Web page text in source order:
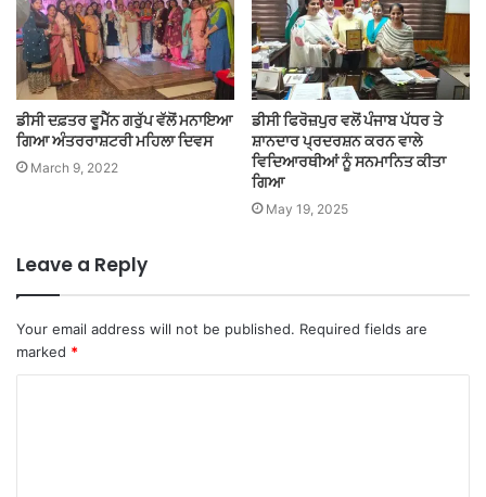
ਡੀਸੀ ਦਫ਼ਤਰ ਵੂਮੈੱਨ ਗਰੁੱਪ ਵੱਲੋਂ ਮਨਾਇਆ
ਗਿਆ ਅੰਤਰਰਾਸ਼ਟਰੀ ਮਹਿਲਾ ਦਿਵਸ
March 9, 2022
ਡੀਸੀ ਫਿਰੋਜ਼ਪੁਰ ਵਲੋਂ ਪੰਜਾਬ ਪੱਧਰ ਤੇ
ਸ਼ਾਨਦਾਰ ਪ੍ਰਦਰਸ਼ਨ ਕਰਨ ਵਾਲੇ
ਵਿਦਿਆਰਥੀਆਂ ਨੂੰ ਸਨਮਾਨਿਤ ਕੀਤਾ
ਗਿਆ
May 19, 2025
Leave a Reply
Your email address will not be published. Required fields are
marked *